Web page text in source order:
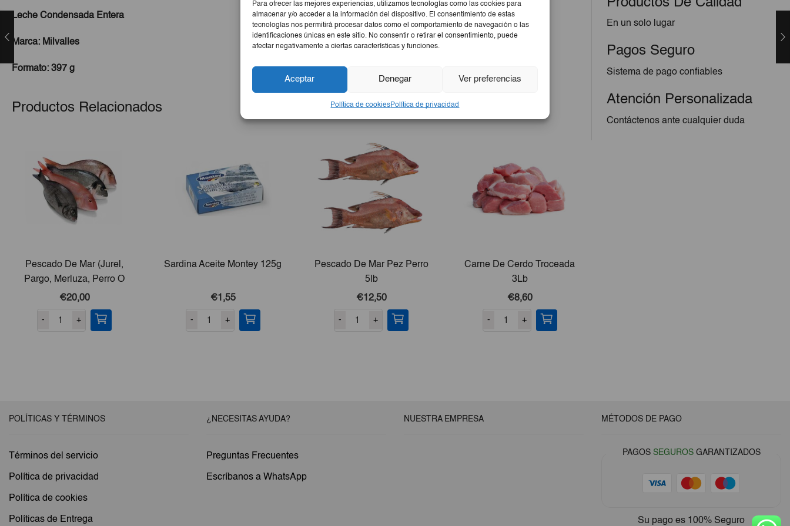
Para ofrecer las mejores experiencias, utilizamos tecnologías como las cookies para
almacenar y/o acceder a la información del dispositivo. El consentimiento de estas
tecnologías nos permitirá procesar datos como el comportamiento de navegación o las
identificaciones únicas en este sitio. No consentir o retirar el consentimiento, puede
afectar negativamente a ciertas características y funciones.
Aceptar Denegar Ver preferencias
Política de cookiesPolítica de privacidad
Leche Condensada Entera
Marca: Milvalles
Formato: 397 g
Productos Relacionados
Pescado De Mar (Jurel,
Pargo, Merluza, Perro O
Bonito) 10lb
€20,00
- +
Sardina Aceite Montey 125g
€1,55
- +
Pescado De Mar Pez Perro
5lb
€12,50
- +
Carne De Cerdo Troceada
3Lb
€8,60
- +
En un solo lugar
Pagos Seguro
Sistema de pago confiables
Atención Personalizada
Contáctenos ante cualquier duda
POLÍTICAS Y TÉRMINOS
Términos del servicio
Política de privacidad
Política de cookies
Políticas de Entrega
¿NECESITAS AYUDA?
Preguntas Frecuentes
Escríbanos a WhatsApp
NUESTRA EMPRESA MÉTODOS DE PAGO
PAGOS SEGUROSGARANTIZADOS
Su pago es 100% Seguro